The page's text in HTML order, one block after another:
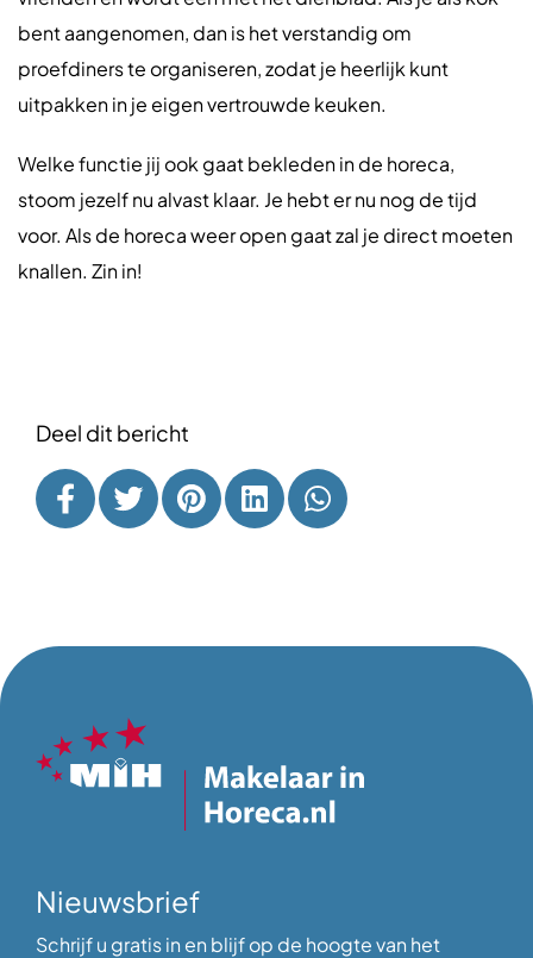
bent aangenomen, dan is het verstandig om
proefdiners te organiseren, zodat je heerlijk kunt
uitpakken in je eigen vertrouwde keuken.
Welke functie jij ook gaat bekleden in de horeca,
stoom jezelf nu alvast klaar. Je hebt er nu nog de tijd
voor. Als de horeca weer open gaat zal je direct moeten
knallen. Zin in!
Deel dit bericht
Nieuwsbrief
Schrijf u gratis in en blijf op de hoogte van het